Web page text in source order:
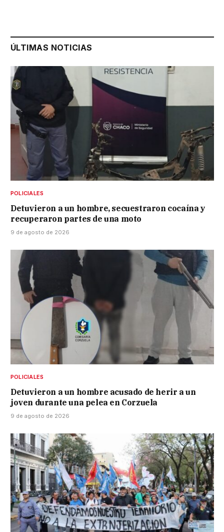
ÚLTIMAS NOTICIAS
POLICIALES
Detuvieron a un hombre, secuestraron cocaína y
recuperaron partes de una moto
9 de agosto de 2026
POLICIALES
Detuvieron a un hombre acusado de herir a un
joven durante una pelea en Corzuela
9 de agosto de 2026